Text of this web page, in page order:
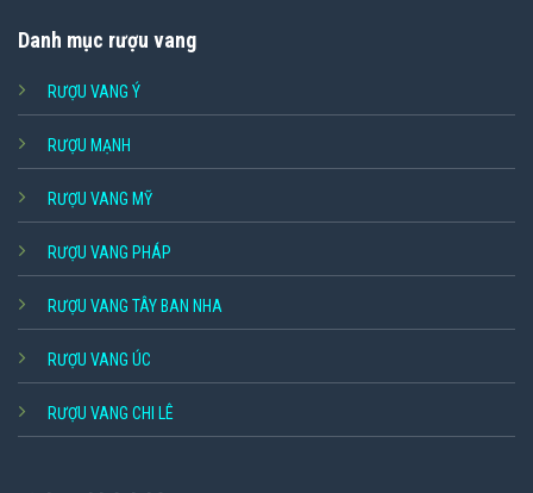
Danh mục rượu vang
RƯỢU VANG Ý
RƯỢU MẠNH
RƯỢU VANG MỸ
RƯỢU VANG PHÁP
RƯỢU VANG TÂY BAN NHA
RƯỢU VANG ÚC
RƯỢU VANG CHI LÊ